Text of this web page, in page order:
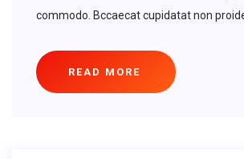
commodo. Bccaecat cupidatat non
READ MORE